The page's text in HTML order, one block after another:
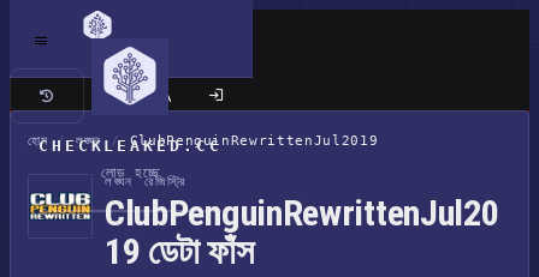
CHECKLEAKED.CC
লোড হচ্ছে
ক্লাসিক সাইট
হোম / লঙ্ঘন / ClubPenguinRewrittenJul2019
লঙ্ঘন রেজিস্ট্রি
ClubPenguinRewrittenJul20
19 ডেটা ফাঁস